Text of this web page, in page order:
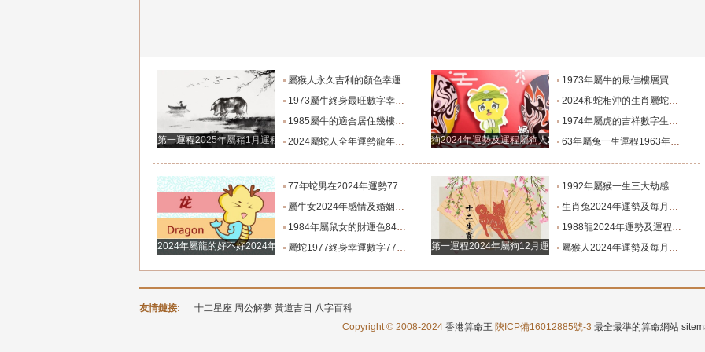
第一運程2025年屬豬1月運程解析
屬猴人永久吉利的顏色幸運顏色衣物
1973屬牛終身最旺數字幸運顏色和禁忌數字
1985屬牛的適合居住幾樓選擇合適的樓層
2024屬蛇人全年運勢龍年屬蛇人運勢好嗎
狗2024年運勢及運程屬狗人2024運勢好嗎
1973年屬牛的最佳樓層買房的講究
2024和蛇相沖的生肖屬蛇人和誰相沖
1974年屬虎的吉祥數字生肖虎的幸運顏色
63年屬兔一生運程1963年的兔命運如何
2024年屬龍的好不好2024年屬龍人運勢
77年蛇男在2024年運勢77年蛇男2024運勢好嗎
屬牛女2024年感情及婚姻屬牛女2024年婚姻幸福嗎
1984年屬鼠女的財運色84屬鼠人發財數字
屬蛇1977終身幸運數字77屬蛇禁忌顏色
第一運程2024年屬狗12月運程解析
1992年屬猴一生三大劫感情坎坷事業危機
生肖兔2024年運勢及每月運勢屬兔人龍年運勢
1988龍2024年運勢及運程屬龍人2024年運勢
屬猴人2024年運勢及每月運程屬猴人龍年運勢好嗎
友情鏈接: 十二星座 周公解夢 黃道吉日 八字百科
Copyright © 2008-2024 香港算命王 陝ICP備16012885號-3 最全最準的算命網站